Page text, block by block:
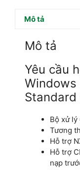
Mô tả
Mô tả
Yêu cầu
Windows
Standard
Bộ xử lý
Tương
Hỗ trợ
Hỗ trợ
nạp